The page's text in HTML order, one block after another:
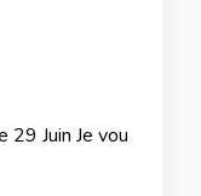
29 Juin Je vou